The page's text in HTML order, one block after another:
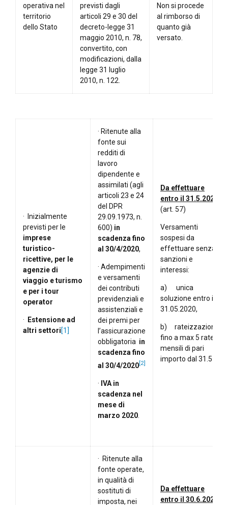
operativa nel
territorio
dello Stato
previsti dagli
articoli 29 e 30 del
decreto-legge 31
maggio 2010, n. 78,
convertito, con
modificazioni, dalla
legge 31 luglio
2010, n. 122.
Non si procede
al rimborso di
quanto già
versato.
· Inizialmente
previsti per le
imprese
turistico-
ricettive, per le
agenzie di
viaggio e turismo
e per i tour
operator
·
Estensione ad
altri settori[1]
· Ritenute alla
fonte sui
redditi di
lavoro
dipendente e
assimilati (agli
articoli 23 e 24
del DPR
29.09.1973, n.
600) in
scadenza fino
al 30/4/2020,
· Adempimenti
e versamenti
dei contributi
previdenziali e
assistenziali e
dei premi per
l’assicurazione
obbligatoria in
scadenza fino
al 30/4/2020[2]
· IVA in
scadenza nel
mese di
marzo 2020
Da effettuare
entro il 31.5.2020
(art. 57)
Versamenti
sospesi da
effettuare senza
sanzioni e
interessi:
a) unica
soluzione entro il
31.05.2020,
b) rateizzazione
fino a max 5 rate
mensili di pari
importo dal 31.5
· Ritenute alla
fonte operate,
in qualità di
sostituti di
imposta, nei
Da effettuare
entro il 30.6.2020